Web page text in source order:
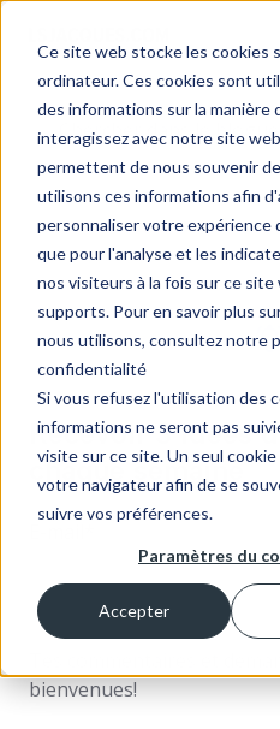
Ce site web stocke les cookies
ordinateur. Ces cookies sont
des informations sur la manière
interagissez avec notre site
permettent de nous souvenir
utilisons ces informations afin
personnaliser votre expérience
que pour l'analyse et les
nos visiteurs à la fois sur ce
supports. Pour en savoir plus
nous utilisons, consultez notre
confidentialité
Si vous refusez l'utilisation des
informations ne seront pas
visite sur ce site. Un seul
votre navigateur afin de se
suivre vos préférences.
Paramètres du
Accepter
Recevoir 3 idées
chaque semaine
Tes commentaires et
bienvenues!